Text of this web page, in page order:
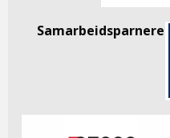
Samarbeidsparnere